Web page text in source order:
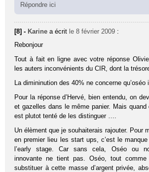
Répondre ici
[8] - Karine a écrit le 8 février 2009 :
Rebonjour
Tout à fait en ligne avec votre réponse
les auters inconvénients du CIR, dont la
La dimininution des 40% ne concerne qu’oséo
Pour la réponse d’Hervé, bien entendu, on
et gazelles dans le même panier. Mais quand
est plutot tenté de les distinguer ….
Un élèment que je souhaiterais rajouter. Pour
en premier lieu les start ups, c’est le
l’early stage. Car sans cela, Oséo ou
innovante ne tient pas. Oséo, tout
substituer à cette masse d’argent privée,